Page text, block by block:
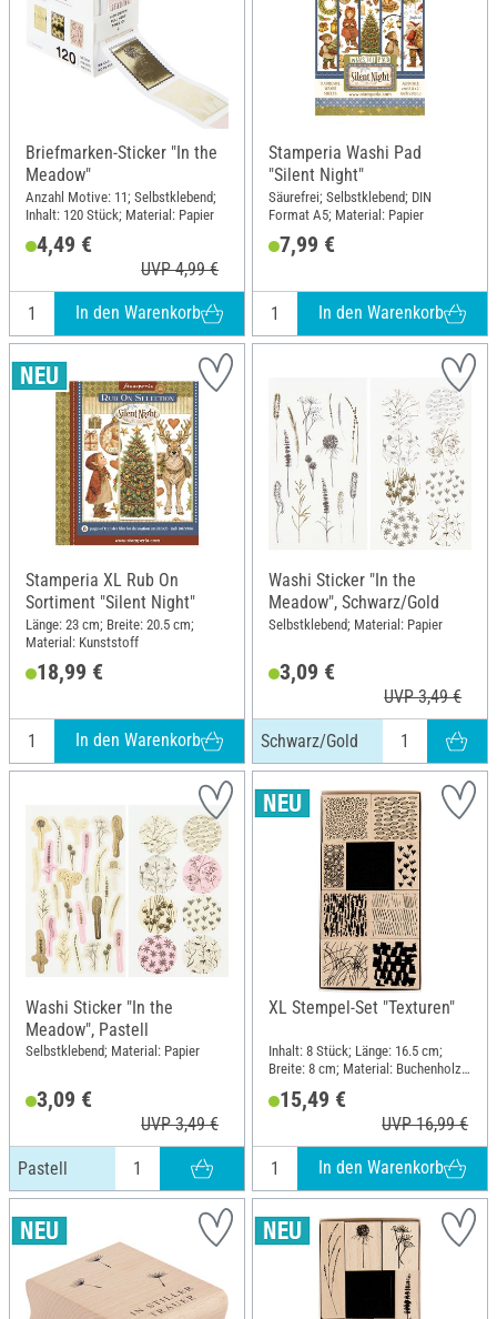
Briefmarken-Sticker "In the
Meadow"
Anzahl Motive: 11; Selbstklebend;
Inhalt: 120 Stück; Material: Papier
4,49 €
UVP 4,99 €
In den Warenkorb
Stamperia Washi Pad
"Silent Night"
Säurefrei; Selbstklebend; DIN
Format A5; Material: Papier
7,99 €
In den Warenkorb
Stamperia XL Rub On
Sortiment "Silent Night"
Länge: 23 cm; Breite: 20.5 cm;
Material: Kunststoff
18,99 €
In den Warenkorb
Washi Sticker "In the
Meadow", Schwarz/Gold
Selbstklebend; Material: Papier
3,09 €
UVP 3,49 €
Schwarz/Gold
Washi Sticker "In the
Meadow", Pastell
Selbstklebend; Material: Papier
3,09 €
UVP 3,49 €
Pastell
XL Stempel-Set "Texturen"
Inhalt: 8 Stück; Länge: 16.5 cm;
Breite: 8 cm; Material: Buchenholz,
15,49 €
UVP 16,99 €
In den Warenkorb